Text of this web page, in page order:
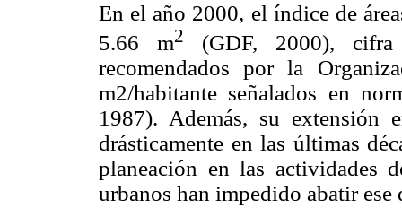
En el año 2000, el índice de
5.66 m2
(GDF, 2000),
recomendados por la
m2/habitante señalados en
1987). Además, su extensión
drásticamente en las últimas
planeación en las actividades
urbanos han impedido abatir